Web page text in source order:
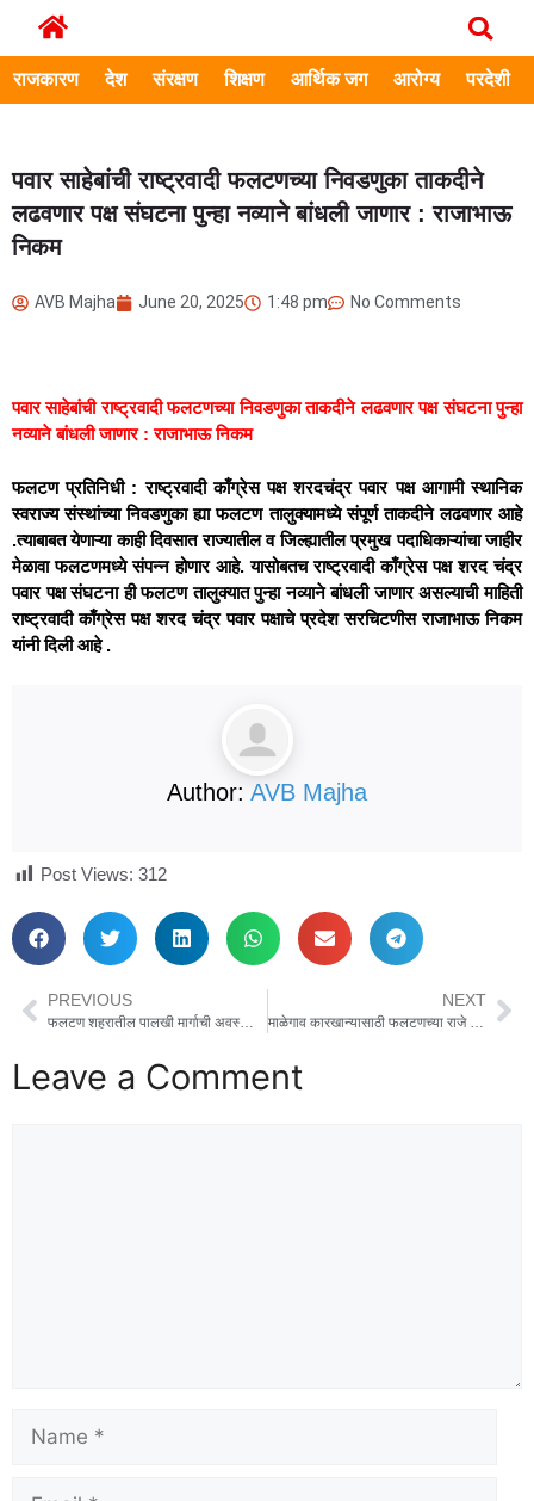
राजकारण देश संरक्षण शिक्षण आर्थिक जग आरोग्य परदेशी
पवार साहेबांची राष्ट्रवादी फलटणच्या निवडणुका ताकदीने
लढवणार पक्ष संघटना पुन्हा नव्याने बांधली जाणार : राजाभाऊ
निकम
AVB Majha June 20, 2025 1:48 pm No Comments
पवार साहेबांची राष्ट्रवादी फलटणच्या निवडणुका ताकदीने लढवणार पक्ष संघटना पुन्हा
नव्याने बांधली जाणार : राजाभाऊ निकम
फलटण प्रतिनिधी : राष्ट्रवादी काँग्रेस पक्ष शरदचंद्र पवार पक्ष आगामी स्थानिक
स्वराज्य संस्थांच्या निवडणुका ह्या फलटण तालुक्यामध्ये संपूर्ण ताकदीने लढवणार आहे
.त्याबाबत येणाऱ्या काही दिवसात राज्यातील व जिल्ह्यातील प्रमुख पदाधिकाऱ्यांचा जाहीर
मेळावा फलटणमध्ये संपन्न होणार आहे. यासोबतच राष्ट्रवादी काँग्रेस पक्ष शरद चंद्र
पवार पक्ष संघटना ही फलटण तालुक्यात पुन्हा नव्याने बांधली जाणार असल्याची माहिती
राष्ट्रवादी काँग्रेस पक्ष शरद चंद्र पवार पक्षाचे प्रदेश सरचिटणीस राजाभाऊ निकम
यांनी दिली आहे .
Author: AVB Majha
Post Views: 312
PREVIOUS NEXT
Leave a Comment